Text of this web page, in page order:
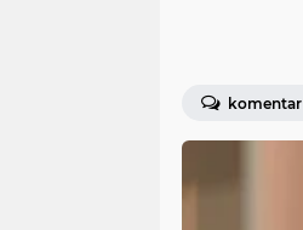
komentar